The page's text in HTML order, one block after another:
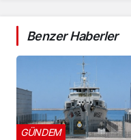
Benzer Haberler
GÜNDEM